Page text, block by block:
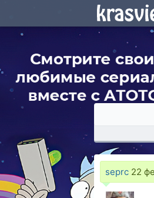
seprc 22